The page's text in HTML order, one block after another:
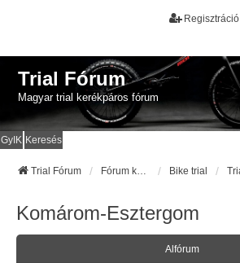
Regisztráció
Trial Fórum
Magyar trial kerékpáros fórum
GyIK Keresés
Trial Fórum Bike trial
Komárom-Esztergom
Alfórum